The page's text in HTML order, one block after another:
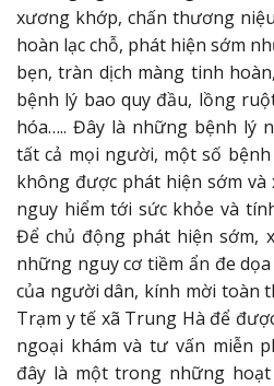
xương khớp, chấn thương
hoàn lạc chỗ, phát hiện sớm
bẹn, tràn dịch màng tinh
bệnh lý bao quy đầu, lồng
hóa….. Đây là những bệnh lý
tất cả mọi người, một số
không được phát hiện sớm
nguy hiểm tới sức khỏe và
Để chủ động phát hiện sớm,
những nguy cơ tiềm ẩn đe
của người dân, kính mời toàn
Trạm y tế xã Trung Hà để
ngoại khám và tư vấn miễn
đây là một trong những